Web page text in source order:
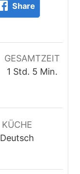
Share
GESAMTZEIT
1 S
n
d
e
Std. 5 M
u
Min.
KÜCHE
Deutsch